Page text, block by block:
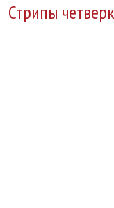
Стрипы